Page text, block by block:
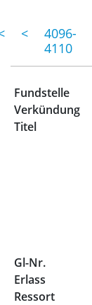
<
4096-
4110